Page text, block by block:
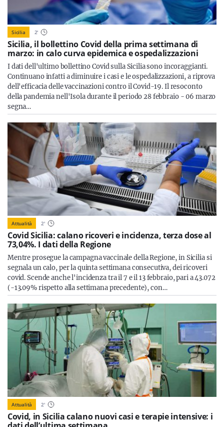
Sicilia 2'
Sicilia, il bollettino Covid della prima settimana di
marzo: in calo curva epidemica e ospedalizzazioni
I dati dell'ultimo bollettino Covid sulla Sicilia sono incoraggianti.
Continuano infatti a diminuire i casi e le ospedalizzazioni, a riprova
dell'efficacia delle vaccinazioni contro il Covid-19. Il resoconto
della pandemia nell'Isola durante il periodo 28 febbraio - 06 marzo
segna…
Attualità 2'
Covid Sicilia: calano ricoveri e incidenza, terza dose al
73,04%. I dati della Regione
Mentre prosegue la campagna vaccinale della Regione, in Sicilia si
segnala un calo, per la quinta settimana consecutiva, dei ricoveri
covid. Scende anche l'incidenza tra il 7 e il 13 febbraio, pari a 43.072
(-13.09% rispetto alla settimana precedente), con…
Attualità 2'
Covid, in Sicilia calano nuovi casi e terapie intensive: i